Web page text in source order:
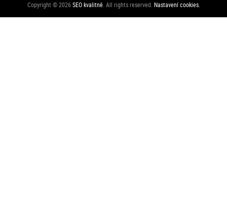
Copyright © 2026SEO kvalitně. All rights reserved. Nastavení cookies.